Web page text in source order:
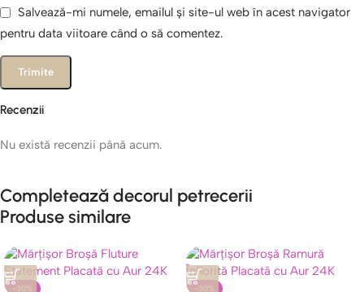
Recenzii
Nu există recenzii până acum.
Salvează-mi numele, emailul și site-ul web în acest navigator
pentru data viitoare când o să comentez.
Completează decorul petrecerii
Produse similare
-30% -30%